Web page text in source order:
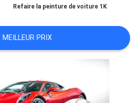
Refaire la peinture de voiture 1K
MEILLEUR PRIX